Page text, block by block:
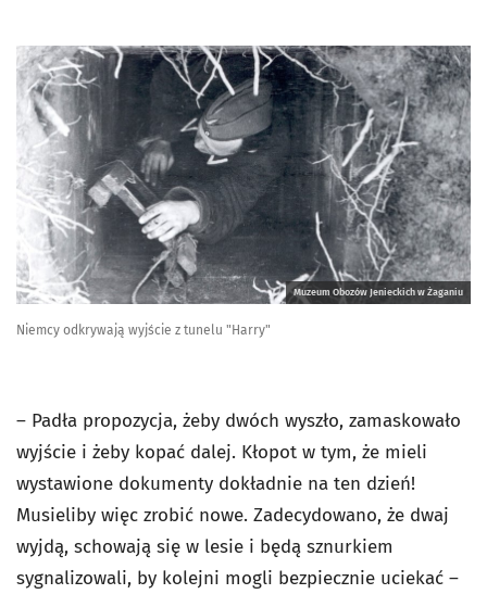
Muzeum Obozów Jenieckich w Żaganiu
Niemcy odkrywają wyjście z tunelu "Harry"
– Padła propozycja, żeby dwóch wyszło, zamaskowało
wyjście i żeby kopać dalej. Kłopot w tym, że mieli
wystawione dokumenty dokładnie na ten dzień!
Musieliby więc zrobić nowe. Zadecydowano, że dwaj
wyjdą, schowają się w lesie i będą sznurkiem
sygnalizowali, by kolejni mogli bezpiecznie uciekać –